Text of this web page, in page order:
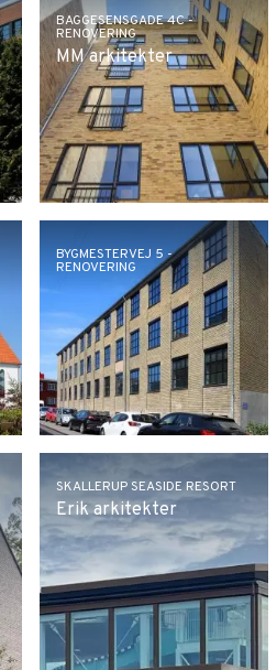
BAGGESENSGADE 4C -
RENOVERING
MM arkitekter
BYGMESTERVEJ 5 -
RENOVERING
SKALLERUP SEASIDE RESORT
Erik arkitekter